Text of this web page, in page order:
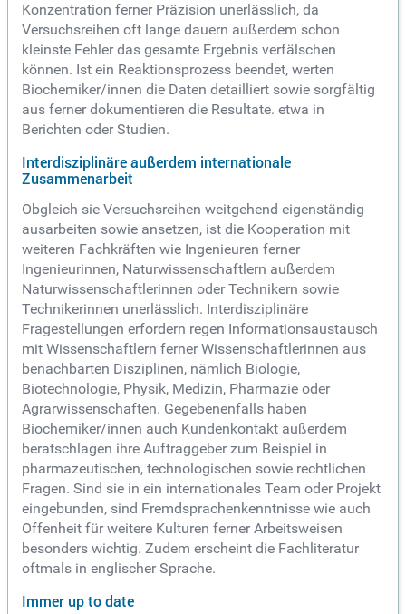
Konzentration ferner Präzision unerlässlich, da
Versuchsreihen oft lange dauern außerdem schon
kleinste Fehler das gesamte Ergebnis verfälschen
können. Ist ein Reaktionsprozess beendet, werten
Biochemiker/innen die Daten detailliert sowie sorgfältig
aus ferner dokumentieren die Resultate. etwa in
Berichten oder Studien.
Interdisziplinäre außerdem internationale
Zusammenarbeit
Obgleich sie Versuchsreihen weitgehend eigenständig
ausarbeiten sowie ansetzen, ist die Kooperation mit
weiteren Fachkräften wie Ingenieuren ferner
Ingenieurinnen, Naturwissenschaftlern außerdem
Naturwissenschaftlerinnen oder Technikern sowie
Technikerinnen unerlässlich. Interdisziplinäre
Fragestellungen erfordern regen Informationsaustausch
mit Wissenschaftlern ferner Wissenschaftlerinnen aus
benachbarten Disziplinen, nämlich Biologie,
Biotechnologie, Physik, Medizin, Pharmazie oder
Agrarwissenschaften. Gegebenenfalls haben
Biochemiker/innen auch Kundenkontakt außerdem
beratschlagen ihre Auftraggeber zum Beispiel in
pharmazeutischen, technologischen sowie rechtlichen
Fragen. Sind sie in ein internationales Team oder Projekt
eingebunden, sind Fremdsprachenkenntnisse wie auch
Offenheit für weitere Kulturen ferner Arbeitsweisen
besonders wichtig. Zudem erscheint die Fachliteratur
oftmals in englischer Sprache.
Immer up to date